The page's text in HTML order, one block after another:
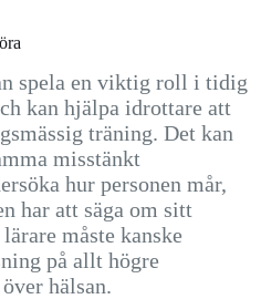
spela en viktig roll i tidig
kan hjälpa idrottare att
träning. Det kan
misstänkt
hur personen mår,
har att säga om sitt
måste kanske
på allt högre
hälsan.